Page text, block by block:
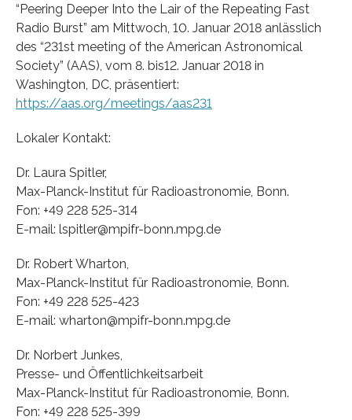
“Peering Deeper Into the Lair of the Repeating Fast
Radio Burst” am Mittwoch, 10. Januar 2018 anlässlich
des “231st meeting of the American Astronomical
Society” (AAS), vom 8. bis12. Januar 2018 in
Washington, DC, präsentiert:
https://aas.org/meetings/aas231
Lokaler Kontakt:
Dr. Laura Spitler,
Max-Planck-Institut für Radioastronomie, Bonn.
Fon: +49 228 525-314
E-mail: lspitler@mpifr-bonn.mpg.de
Dr. Robert Wharton,
Max-Planck-Institut für Radioastronomie, Bonn.
Fon: +49 228 525-423
E-mail: wharton@mpifr-bonn.mpg.de
Dr. Norbert Junkes,
Presse- und Öffentlichkeitsarbeit
Max-Planck-Institut für Radioastronomie, Bonn.
Fon: +49 228 525-399